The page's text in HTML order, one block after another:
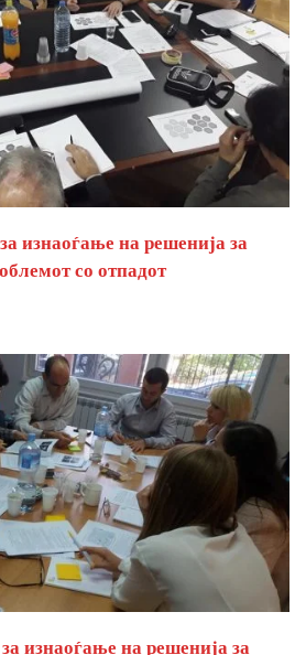
изнаоѓање на решенија за
со отпадот
изнаоѓање на решенија за